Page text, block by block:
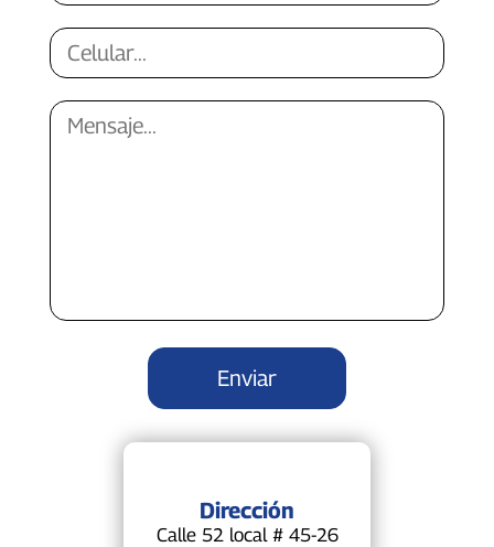
Dirección
Calle 52 local # 45-26